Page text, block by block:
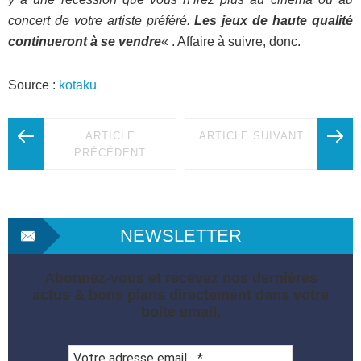
concert de votre artiste préféré. Les jeux de haute qualité
continueront à se vendre« . Affaire à suivre, donc.
Source : kotaku
ARTICLE
PRÉCÉDENT
ARTICLE SUIVANT
NEWSLETTER
Abonnez-vous et recevez nos dernières
actus & bons plans directement dans votre
boite email.